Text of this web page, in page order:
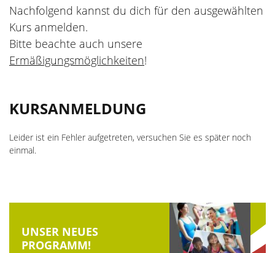
Aktiv durch die Ferien
Veranstaltungsorte
Ermäßigungen und Zuschüsse
Gutscheine
Die Kursleiter
wellcome
Aktuelle Stellenangebote
Unsere Kooperationspartner
Nachfolgend kannst du dich für den ausgewählten
Kurs anmelden.
Bitte beachte auch unsere
Ermäßigungsmöglichkeiten!
KURSANMELDUNG
Leider ist ein Fehler aufgetreten, versuchen Sie es später noch
einmal.
UNSER NEUES
PROGRAMM!